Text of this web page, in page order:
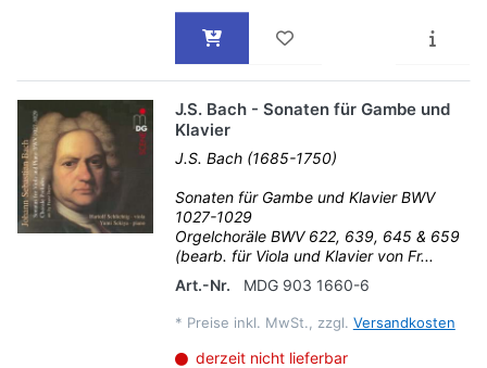
J.S. Bach - Sonaten für Gambe und
Klavier
J.S. Bach (1685-1750)
Sonaten für Gambe und Klavier BWV
1027-1029
Orgelchoräle BWV 622, 639, 645 & 659
(bearb. für Viola und Klavier von Fr...
Art.-Nr.
MDG 903 1660-6
* Preise inkl. MwSt., zzgl. Versandkosten
derzeit nicht lieferbar